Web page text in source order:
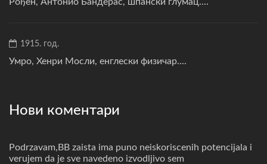
1915. год.
Умро, Хенри Мосли, енглески физичар....
Нови коментари
Podrzavam,BB zaista ima puno neiskoriscenih potencijala i
verujem da je sve navedeno izvodljivo sem